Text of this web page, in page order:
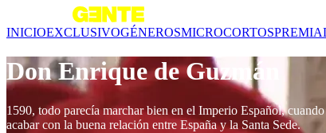
INICIOEXCLUSIVOGÉNEROSMICROCORTOS
Don Enrique de Guzmán
1590, todo parecía marchar bien en el Imperio Español,
acabar con la buena relación entre España y la Santa Sede.